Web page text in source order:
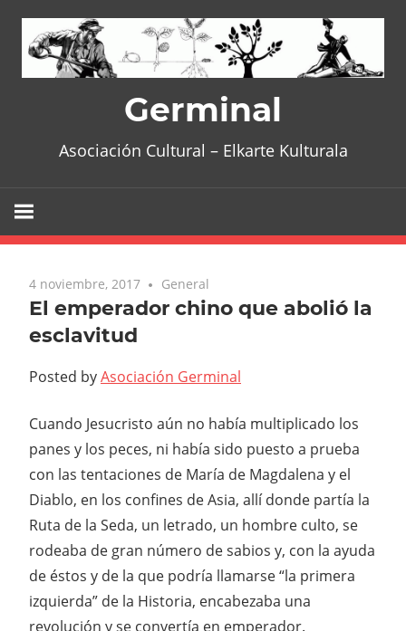
content
Germinal
Asociación Cultural – Elkarte Kulturala
4 noviembre, 2017 No comments
General
El emperador chino que abolió la
esclavitud
Posted byAsociación Germinal
Cuando Jesucristo aún no había multiplicado los
panes y los peces, ni había sido puesto a prueba
con las tentaciones de María de Magdalena y el
Diablo, en los confines de Asia, allí donde partía la
Ruta de la Seda, un letrado, un hombre culto, se
rodeaba de gran número de sabios y, con la ayuda
de éstos y de la que podría llamarse “la primera
izquierda” de la Historia, encabezaba una
revolución y se convertía en emperador.